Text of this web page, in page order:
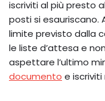
iscriviti al più presto
posti si esauriscano.
limite previsto dalla
le liste d’attesa e
aspettare l’ultimo
documento e